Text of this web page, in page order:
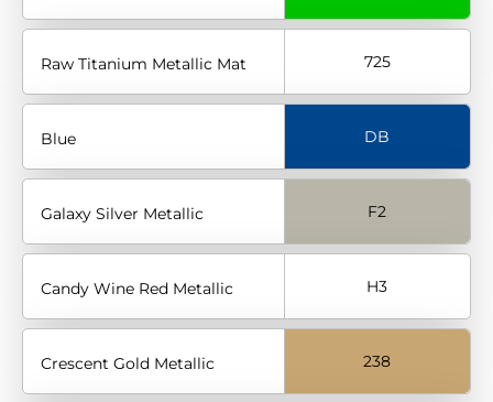
Raw Titanium Metallic Mat 725
Blue DB
Galaxy Silver Metallic F2
Candy Wine Red Metallic H3
Crescent Gold Metallic 238